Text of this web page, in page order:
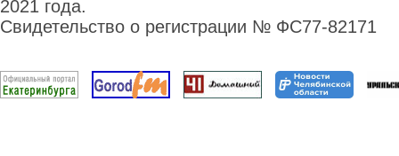
2021 года.
Свидетельство о регистрации № ФС77-82171